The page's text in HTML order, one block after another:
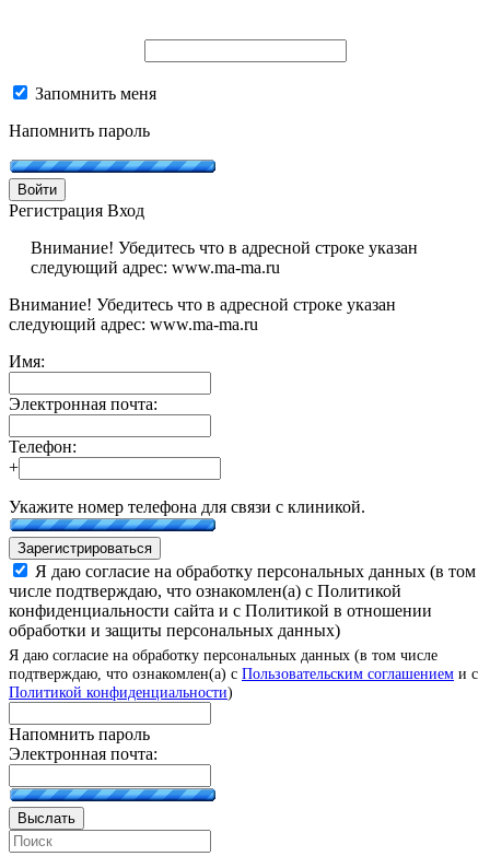
Запомнить меня
Напомнить пароль
Войти
Регистрация Вход
Внимание! Убедитесь что в адресной строке указан
следующий адрес: www.ma-ma.ru
Внимание! Убедитесь что в адресной строке указан
следующий адрес: www.ma-ma.ru
Имя:
Электронная почта:
Телефон:
+
Укажите номер телефона для связи с клиникой.
Зарегистрироваться
Я даю согласие на обработку персональных данных (в том
числе подтверждаю, что ознакомлен(а) с Политикой
конфиденциальности сайта и с Политикой в отношении
обработки и защиты персональных данных)
Я даю согласие на обработку персональных данных (в том числе
подтверждаю, что ознакомлен(а) с Пользовательским соглашением и с
Политикой конфиденциальности)
Напомнить пароль
Электронная почта:
Выслать